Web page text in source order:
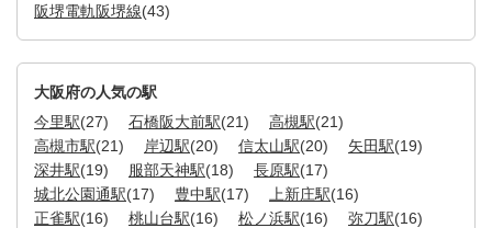
阪堺電軌阪堺線(43)
大阪府の人気の駅
今里駅(27) 石橋阪大前駅(21) 高槻駅(21)
高槻市駅(21) 岸辺駅(20) 信太山駅(20) 矢田駅(19)
深井駅(19) 服部天神駅(18) 長原駅(17)
城北公園通駅(17) 豊中駅(17) 上新庄駅(16)
正雀駅(16) 桃山台駅(16) 松ノ浜駅(16) 弥刀駅(16)